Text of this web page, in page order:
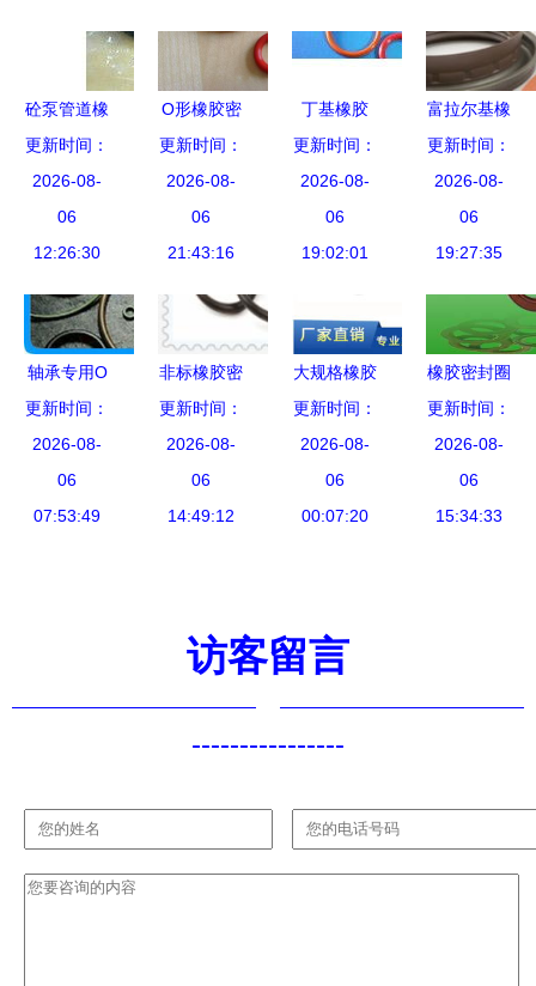
家与选购指
南
砼泵管道橡
胶密封圈
结构与性能
解析与应用
指南
更新时间：
2026-08-
06
12:26:30
O形橡胶密
封圈 工业
密封的完美
解决方案
更新时间：
2026-08-
06
21:43:16
丁基橡胶
（IIR）密
封圈与O型
圈的应用与
优势分析
更新时间：
2026-08-
06
19:02:01
富拉尔基橡
胶厂 专注
密封技术，
服务大国重
器
更新时间：
2026-08-
06
19:27:35
轴承专用O
型圈 进口
耐磨橡胶密
封圈的特性
与应用
更新时间：
2026-08-
06
07:53:49
非标橡胶密
封圈价格、
批发与厂家
选择全攻略
更新时间：
2026-08-
06
14:49:12
大规格橡胶
密封圈 密
封性能如
何？全面解
析与应用建
更新时间：
2026-08-
06
00:07:20
橡胶密封圈
选购指南
从厂家到价
格的全面解
读
更新时间：
2026-08-
06
15:34:33
访客留言
----------------